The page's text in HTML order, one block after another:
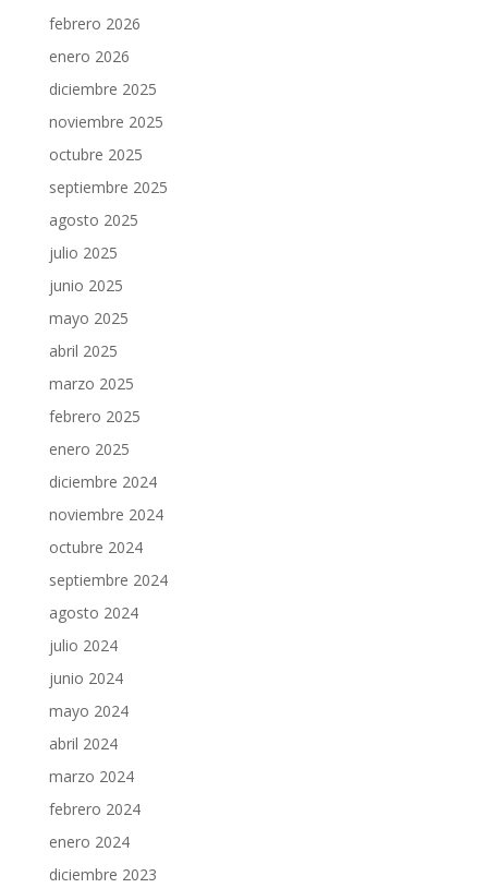
febrero 2026
enero 2026
diciembre 2025
noviembre 2025
octubre 2025
septiembre 2025
agosto 2025
julio 2025
junio 2025
mayo 2025
abril 2025
marzo 2025
febrero 2025
enero 2025
diciembre 2024
noviembre 2024
octubre 2024
septiembre 2024
agosto 2024
julio 2024
junio 2024
mayo 2024
abril 2024
marzo 2024
febrero 2024
enero 2024
diciembre 2023